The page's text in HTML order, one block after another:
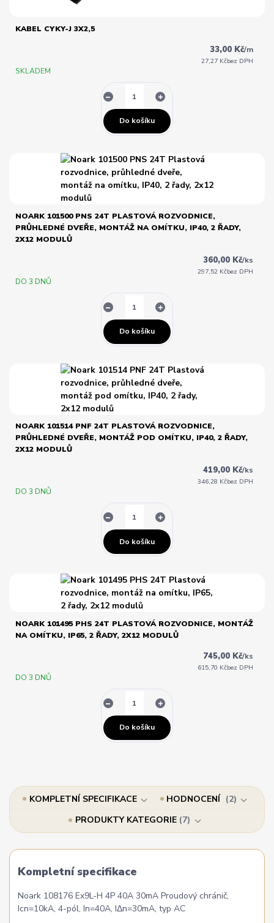
KABEL CYKY-J 3X2,5
33,00 Kč/m
27,27 Kčbez DPH
SKLADEM
Do košíku
NOARK 101500 PNS 24T PLASTOVÁ ROZVODNICE,
PRŮHLEDNÉ DVEŘE, MONTÁŽ NA OMÍTKU, IP40, 2 ŘADY,
2X12 MODULŮ
360,00 Kč/ks
297,52 Kčbez DPH
DO 3 DNŮ
Do košíku
NOARK 101514 PNF 24T PLASTOVÁ ROZVODNICE,
PRŮHLEDNÉ DVEŘE, MONTÁŽ POD OMÍTKU, IP40, 2 ŘADY,
2X12 MODULŮ
419,00 Kč/ks
346,28 Kčbez DPH
DO 3 DNŮ
Do košíku
NOARK 101495 PHS 24T PLASTOVÁ ROZVODNICE, MONTÁŽ
NA OMÍTKU, IP65, 2 ŘADY, 2X12 MODULŮ
745,00 Kč/ks
615,70 Kčbez DPH
DO 3 DNŮ
Do košíku
KOMPLETNÍ SPECIFIKACE HODNOCENÍ
2
PRODUKTY KATEGORIE 7
Kompletní specifikace
Noark 108176 Ex9L-H 4P 40A 30mA Proudový chránič,
Icn=10kA, 4-pól, In=40A, IΔn=30mA, typ AC